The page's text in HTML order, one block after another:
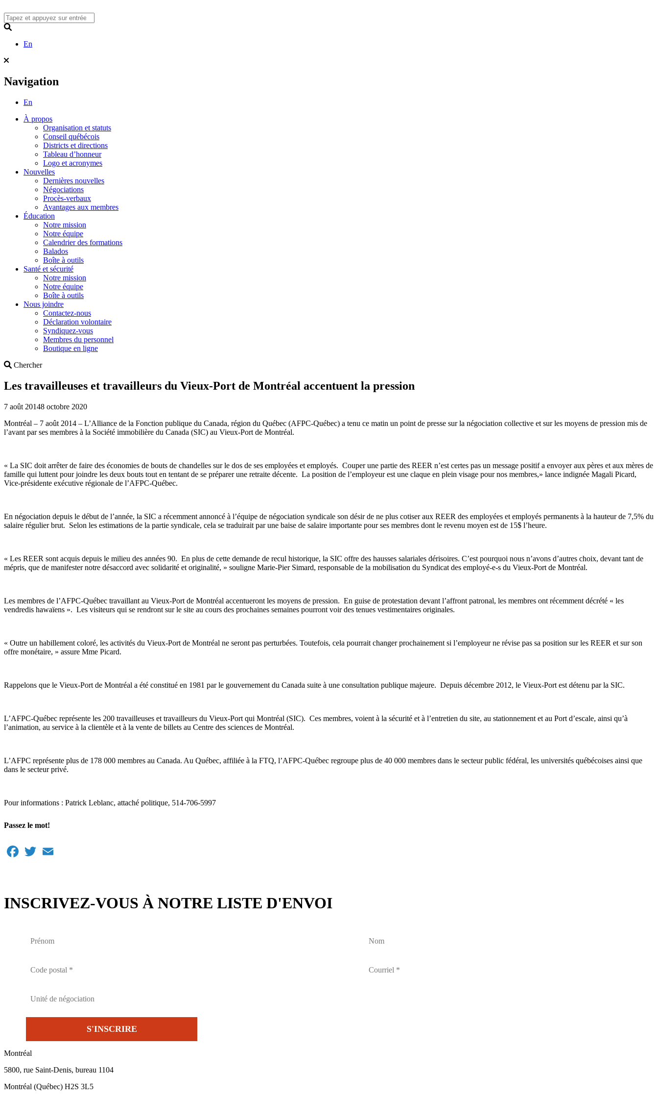
to
content
En
Navigation
En
À propos
Organisation et statuts
Conseil québécois
Districts et directions
Tableau d’honneur
Logo et acronymes
Nouvelles
Dernières nouvelles
Négociations
Procès-verbaux
Avantages aux membres
Éducation
Notre mission
Notre équipe
Calendrier des formations
Balados
Boîte à outils
Santé et sécurité
Notre mission
Notre équipe
Boîte à outils
Nous joindre
Contactez-nous
Déclaration volontaire
Syndiquez-vous
Membres du personnel
Boutique en ligne
ChercherSearch
Les travailleuses et travailleurs du Vieux-Port de Montréal accentuent la pression
7 août 20148 octobre 2020
Montréal – 7 août 2014 – L’Alliance de la Fonction publique du Canada, région du Québec (AFPC-Québec) a tenu ce matin un point de presse sur la négociation collective et sur les moyens de pression mis de
l’avant par ses membres à la Société immobilière du Canada (SIC) au Vieux-Port de Montréal.
« La SIC doit arrêter de faire des économies de bouts de chandelles sur le dos de ses employées et employés. Couper une partie des REER n’est certes pas un message positif a envoyer aux pères et aux mères de
famille qui luttent pour joindre les deux bouts tout en tentant de se préparer une retraite décente. La position de l’employeur est une claque en plein visage pour nos membres,» lance indignée Magali Picard,
Vice-présidente exécutive régionale de l’AFPC-Québec.
En négociation depuis le début de l’année, la SIC a récemment annoncé à l’équipe de négociation syndicale son désir de ne plus cotiser aux REER des employées et employés permanents à la hauteur de 7,5% du
salaire régulier brut. Selon les estimations de la partie syndicale, cela se traduirait par une baise de salaire importante pour ses membres dont le revenu moyen est de 15$ l’heure.
« Les REER sont acquis depuis le milieu des années 90. En plus de cette demande de recul historique, la SIC offre des hausses salariales dérisoires. C’est pourquoi nous n’avons d’autres choix, devant tant de
mépris, que de manifester notre désaccord avec solidarité et originalité, » souligne Marie-Pier Simard, responsable de la mobilisation du Syndicat des employé-e-s du Vieux-Port de Montréal.
Les membres de l’AFPC-Québec travaillant au Vieux-Port de Montréal accentueront les moyens de pression. En guise de protestation devant l’affront patronal, les membres ont récemment décrété « les
vendredis hawaïens ». Les visiteurs qui se rendront sur le site au cours des prochaines semaines pourront voir des tenues vestimentaires originales.
« Outre un habillement coloré, les activités du Vieux-Port de Montréal ne seront pas perturbées. Toutefois, cela pourrait changer prochainement si l’employeur ne révise pas sa position sur les REER et sur son
offre monétaire, » assure Mme Picard.
Rappelons que le Vieux-Port de Montréal a été constitué en 1981 par le gouvernement du Canada suite à une consultation publique majeure. Depuis décembre 2012, le Vieux-Port est détenu par la SIC.
L’AFPC-Québec représente les 200 travailleuses et travailleurs du Vieux-Port qui Montréal (SIC). Ces membres, voient à la sécurité et à l’entretien du site, au stationnement et au Port d’escale, ainsi qu’à
l’animation, au service à la clientèle et à la vente de billets au Centre des sciences de Montréal.
L’AFPC représente plus de 178 000 membres au Canada. Au Québec, affiliée à la FTQ, l’AFPC-Québec regroupe plus de 40 000 membres dans le secteur public fédéral, les universités québécoises ainsi que
dans le secteur privé.
Pour informations : Patrick Leblanc, attaché politique, 514-706-5997
Passez le mot!
Facebook
Twitter
INSCRIVEZ-VOUS À NOTRE LISTE D'ENVOI
Montréal
5800, rue Saint-Denis, bureau 1104
Montréal (Québec) H2S 3L5